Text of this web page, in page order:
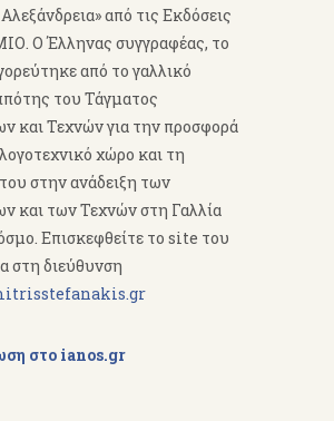
από τις Εκδόσεις
Ο Έλληνας συγγραφέας, το
από το γαλλικό
του Τάγματος
και Τεχνών για την προσφορά
χώρο και τη
στην ανάδειξη των
και των Τεχνών στη Γαλλία
Επισκεφθείτε το site του
στη διεύθυνση
στο ianos.gr